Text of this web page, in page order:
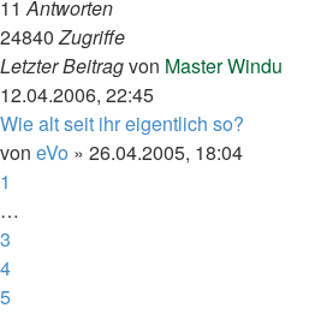
11Antworten
24840Zugriffe
Letzter Beitragvon Master Windu
12.04.2006, 22:45
Wie alt seit ihr eigentlich so?
von eVo » 26.04.2005, 18:04
1
…
3
4
5